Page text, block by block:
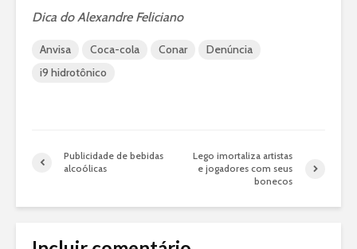
Dica do Alexandre Feliciano
Anvisa Coca-cola Conar
Denúncia
i9 hidrotônico
Publicidade de bebidas
alcoólicas
Lego imortaliza artistas
e jogadores com seus
bonecos